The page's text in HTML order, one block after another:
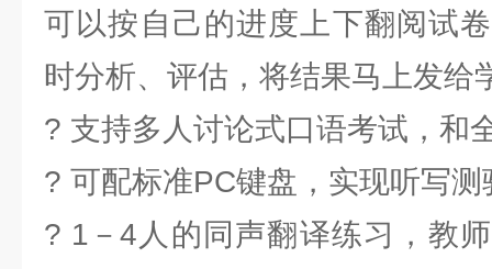
可以按自己的进度上下翻阅试
时分析、评估，将结果马上发给
? 支持多人讨论式口语考试，和
? 可配标准PC键盘，实现听写
? 1－4人的同声翻译练习，教